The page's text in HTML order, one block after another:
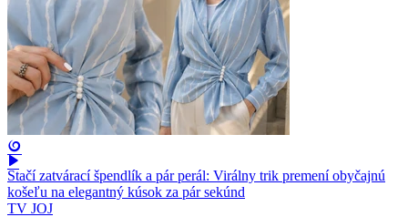
Stačí zatvárací špendlík a pár perál: Virálny trik premení obyčajnú
košeľu na elegantný kúsok za pár sekúnd
TV JOJ